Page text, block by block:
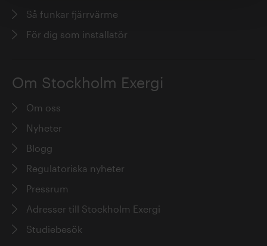
Så funkar fjärrvärme
För dig som installatör
Om Stockholm Exergi
Om oss
Nyheter
Blogg
Regulatoriska nyheter
Pressrum
Adresser till Stockholm Exergi
Studiebesök